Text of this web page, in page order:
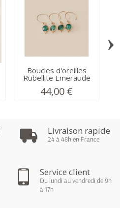
Boucles d'oreilles
Rubellite Emeraude
44,00 €
›
Livraison rapide
24 à 48h en France
Service client
Du lundi au vendredi de 9h
à 17h